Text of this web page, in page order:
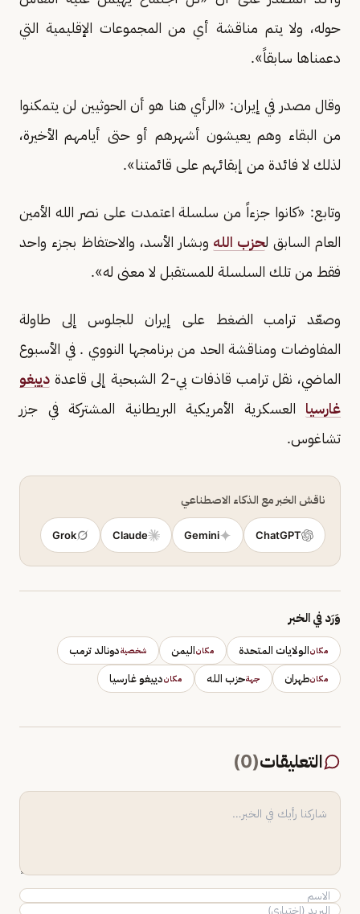
حوله، ولا يتم مناقشة أي من المجموعات الإقليمية التي
دعمناها سابقاً».
وقال مصدر في إيران: «الرأي هنا هو أن الحوثيين لن يتمكنوا
من البقاء وهم يعيشون أشهرهم أو حتى أيامهم الأخيرة،
لذلك لا فائدة من إبقائهم على قائمتنا».
وتابع: «كانوا جزءاً من سلسلة اعتمدت على نصر الله الأمين
العام السابق لحزب الله وبشار الأسد، والاحتفاظ بجزء واحد
فقط من تلك السلسلة للمستقبل لا معنى له».
وصعّد ترامب الضغط على إيران للجلوس إلى طاولة
المفاوضات ومناقشة الحد من برنامجها النووي . في الأسبوع
الماضي، نقل ترامب قاذفات بي-2 الشبحية إلى قاعدة
دييغو
غارسيا العسكرية الأمريكية البريطانية المشتركة في جزر
تشاغوس.
ناقش الخبر مع الذكاء الاصطناعي
ChatGPT
Gemini
Claude
Grok
وَرَد في الخبر
مكانالولايات المتحدة مكاناليمن شخصيةدونالد ترمب
مكانطهران جهةحزب الله مكاندييغو غارسيا
التعليقات(
0
)